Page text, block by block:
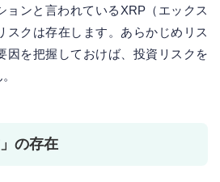
ョンと言われているXRP（エックス
スクは存在します。あらかじめリス
因を把握しておけば、投資リスクを
の存在